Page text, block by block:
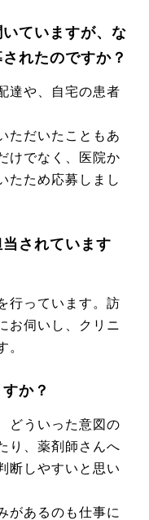
ていますが、な
れたのですか？
達や、自宅の患者
ただいたこともあ
けでなく、医院か
たため応募しまし
されています
行っています。訪
お伺いし、クリニ
。
か？
どういった意図の
り、薬剤師さんへ
断しやすいと思い
があるのも仕事に